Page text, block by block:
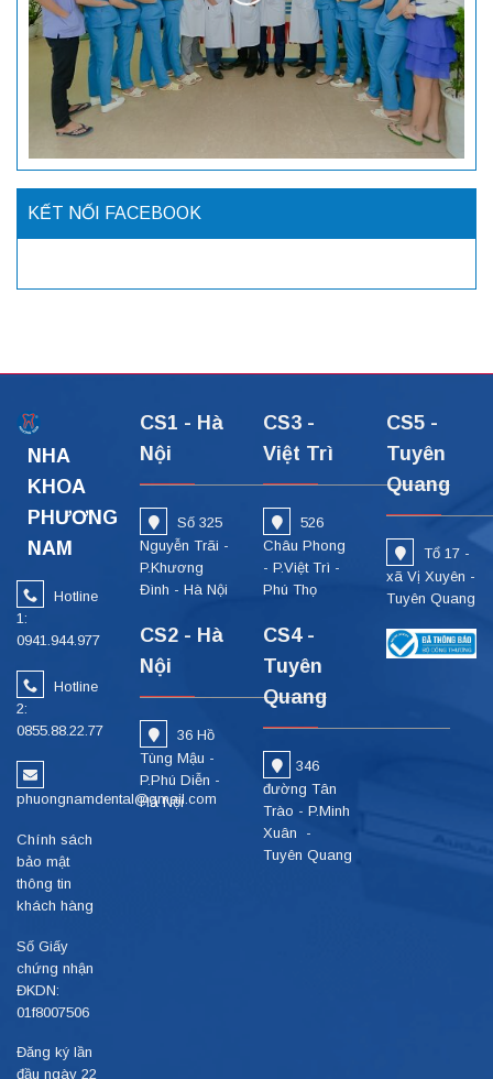
KẾT NỐI FACEBOOK
NHA
KHOA
PHƯƠNG
NAM
Hotline
1:
0941.944.977
Hotline
2:
0855.88.22.77
phuongnamdental@gmail.com
Chính sách
bảo mật
thông tin
khách hàng
Số Giấy
chứng nhận
ĐKDN:
01f8007506
Đăng ký lần
đầu ngày 22
CS1 - Hà
Nội
Số 325
Nguyễn Trãi -
P.Khương
Đình - Hà Nội
CS2 - Hà
Nội
36 Hồ
Tùng Mậu -
P.Phú Diễn -
Hà Nội
CS3 -
Việt Trì
526
Châu Phong
- P.Việt Trì -
Phú Thọ
CS4 -
Tuyên
Quang
346
đường Tân
Trào - P.Minh
Xuân -
Tuyên Quang
CS5 -
Tuyên
Quang
Tổ 17 -
xã Vị Xuyên -
Tuyên Quang